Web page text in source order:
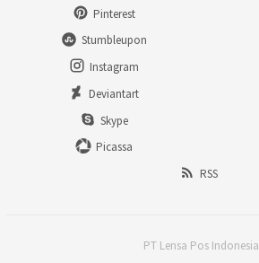
Pinterest
Stumbleupon
Instagram
Deviantart
Skype
Picassa
RSS
PT Lensa Pos Indonesia